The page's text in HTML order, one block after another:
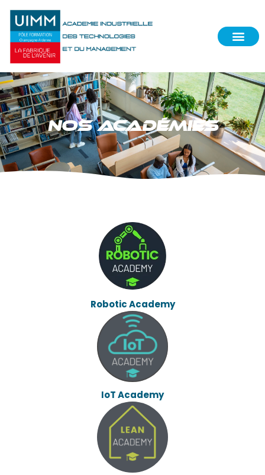
NOS ACADÉMIES
Robotic Academy
IoT Academy